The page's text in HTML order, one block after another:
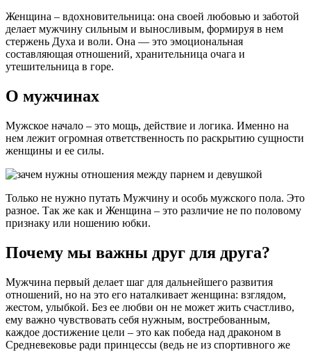
Женщина – вдохновительница: она своей любовью и заботой
делает мужчину сильным и выносливым, формируя в нем
стержень Духа и воли. Она — это эмоциональная
составляющая отношений, хранительница очага и
утешительница в горе.
О мужчинах
Мужское начало – это мощь, действие и логика. Именно на
нем лежит огромная ответственность по раскрытию сущности
женщины и ее силы.
Только не нужно путать Мужчину и особь мужского пола. Это
разное. Так же как и Женщина – это различие не по половому
признаку или ношению юбки.
Почему мы важны друг для друга?
Мужчина первый делает шаг для дальнейшего развития
отношений, но на это его наталкивает женщина: взглядом,
жестом, улыбкой. Без ее любви он не может жить счастливо,
ему важно чувствовать себя нужным, востребованным,
каждое достижение цели – это как победа над драконом в
Средневековье ради принцессы (ведь не из спортивного же